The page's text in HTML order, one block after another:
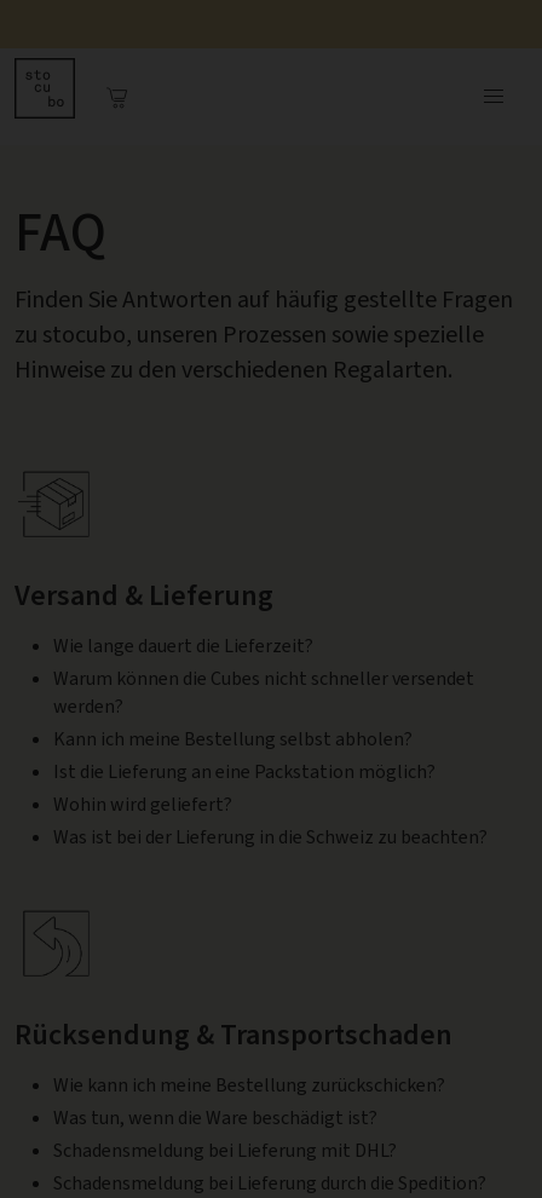
FAQ
Finden Sie Antworten auf häufig gestellte Fragen
zu stocubo, unseren Prozessen sowie spezielle
Hinweise zu den verschiedenen Regalarten.
Versand & Lieferung
Wie lange dauert die Lieferzeit?
Warum können die Cubes nicht schneller versendet
werden?
Kann ich meine Bestellung selbst abholen?
Ist die Lieferung an eine Packstation möglich?
Wohin wird geliefert?
Was ist bei der Lieferung in die Schweiz zu beachten?
Rücksendung & Transportschaden
Wie kann ich meine Bestellung zurückschicken?
Was tun, wenn die Ware beschädigt ist?
Schadensmeldung bei Lieferung mit DHL?
Schadensmeldung bei Lieferung durch die Spedition?